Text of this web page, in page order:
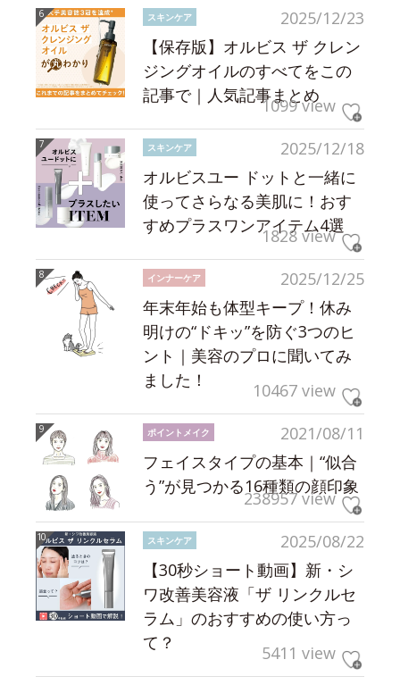
2025/12/23
スキンケア
【保存版】オルビス ザ クレン
ジングオイルのすべてをこの
記事で｜人気記事まとめ
1099 view
2025/12/18
スキンケア
オルビスユー ドットと一緒に
使ってさらなる美肌に！おす
すめプラスワンアイテム4選
1828 view
2025/12/25
インナーケア
年末年始も体型キープ！休み
明けの“ドキッ”を防ぐ3つのヒ
ント｜美容のプロに聞いてみ
ました！
10467 view
2021/08/11
ポイントメイク
フェイスタイプの基本｜“似合
う”が見つかる16種類の顔印象
238957 view
2025/08/22
スキンケア
【30秒ショート動画】新・シ
ワ改善美容液「ザ リンクルセ
ラム」のおすすめの使い方っ
て？
5411 view